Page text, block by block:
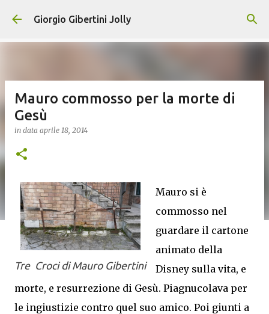
Passa ai contenuti principali
Giorgio Gibertini Jolly
Mauro commosso per la morte di
Gesù
in data aprile 18, 2014
Tre Croci di Mauro Gibertini
Mauro si è
commosso nel
guardare il cartone
animato della
Disney sulla vita, e
morte, e resurrezione di Gesù. Piagnucolava per
le ingiustizie contro quel suo amico. Poi giunti a